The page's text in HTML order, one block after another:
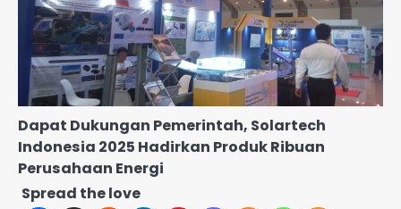
Dapat Dukungan Pemerintah, Solartech
Indonesia 2025 Hadirkan Produk Ribuan
Perusahaan Energi
Spread the love